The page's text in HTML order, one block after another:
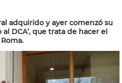
adquirido y ayer comenzó su
DCA’, que trata de hacer el